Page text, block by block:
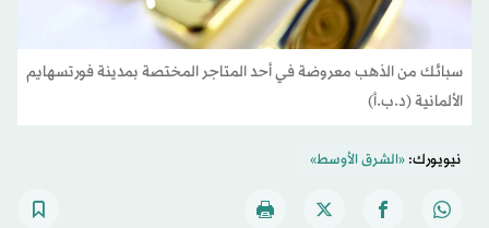
سبائك من الذهب معروضة في أحد المتاجر المختصة بمدينة فورتسهايم
الألمانية (د.ب.أ)
نيويورك:«الشرق الأوسط»